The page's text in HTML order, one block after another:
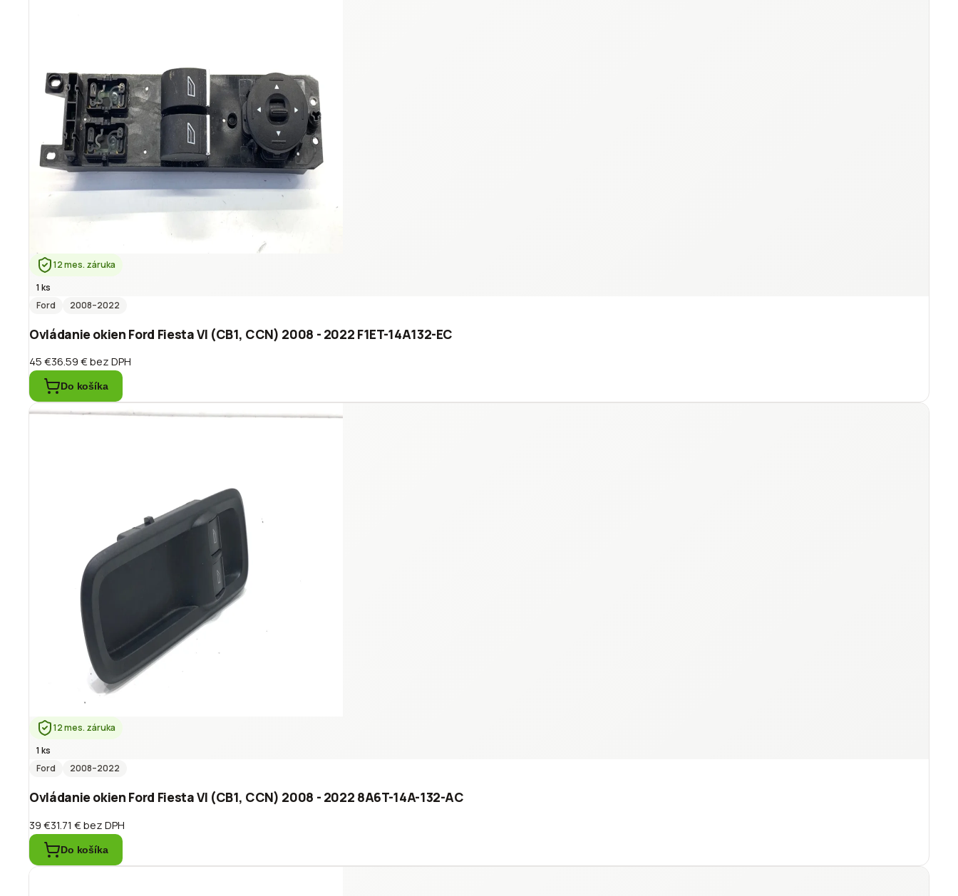
12 mes. záruka
1 ks
Ford
2008–2022
Ovládanie okien Ford Fiesta VI (CB1, CCN) 2008 - 2022 F1ET-14A132-EC
45 €36.59 €bez DPH
Do košíka
12 mes. záruka
1 ks
Ford
2008–2022
Ovládanie okien Ford Fiesta VI (CB1, CCN) 2008 - 2022 8A6T-14A-132-AC
39 €31.71 €bez DPH
Do košíka